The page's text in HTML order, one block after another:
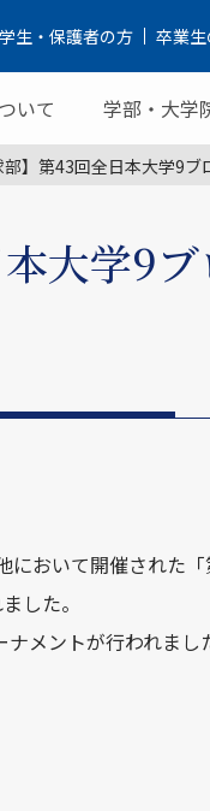
生・保護者の方 卒業
いて 学部・大学
部】第43回全日本大学9
大学9
おいて開催された
した。
メントが行われまし